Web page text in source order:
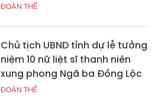
ĐOÀN THỂ
Chủ tịch UBND tỉnh dự lễ tưởng
niệm 10 nữ liệt sĩ thanh niên
xung phong Ngã ba Đồng Lộc
ĐOÀN THỂ